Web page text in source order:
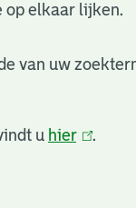
op elkaar lijken.
van uw
u hier(link
.